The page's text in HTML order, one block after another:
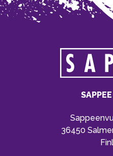
36450